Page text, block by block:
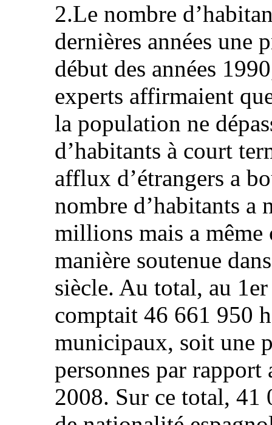
2.Le nombre
dernières années une
début des années
experts affirmaient
la population ne
d’habitants à court
afflux d’étrangers a
nombre d’habitants a
millions mais a
manière soutenue
siècle. Au total, au
comptait 46 661 950
municipaux, soit une
personnes par
2008. Sur ce total, 41